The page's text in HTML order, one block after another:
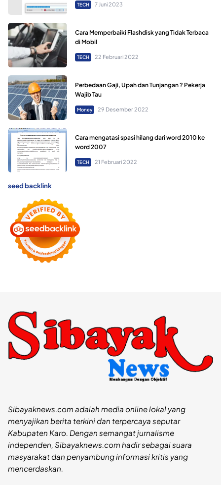
TECH 7 Juni 2023
Cara Memperbaiki Flashdisk yang Tidak Terbaca
di Mobil
TECH 22 Februari 2022
Perbedaan Gaji, Upah dan Tunjangan ? Pekerja
Wajib Tau
Money 29 Desember 2022
Cara mengatasi spasi hilang dari word 2010 ke
word 2007
TECH 21 Februari 2022
seed backlink
Sibayaknews.com adalah media online lokal yang
menyajikan berita terkini dan terpercaya seputar
Kabupaten Karo. Dengan semangat jurnalisme
independen, Sibayaknews.com hadir sebagai suara
masyarakat dan penyambung informasi kritis yang
mencerdaskan.